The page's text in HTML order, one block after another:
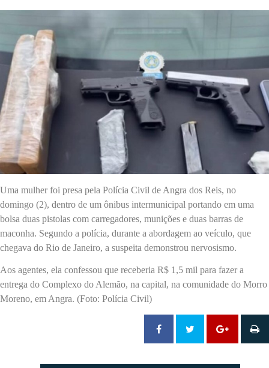
Uma mulher foi presa pela Polícia Civil de Angra dos Reis, no
domingo (2), dentro de um ônibus intermunicipal portando em uma
bolsa duas pistolas com carregadores, munições e duas barras de
maconha. Segundo a polícia, durante a abordagem ao veículo, que
chegava do Rio de Janeiro, a suspeita demonstrou nervosismo.
Aos agentes, ela confessou que receberia R$ 1,5 mil para fazer a
entrega do Complexo do Alemão, na capital, na comunidade do Morro
Moreno, em Angra. (Foto: Polícia Civil)